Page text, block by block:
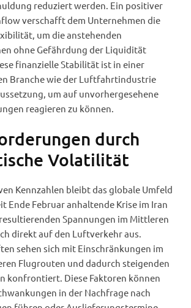
reduziert werden. Ein positiver
verschafft dem Unternehmen die
um die anstehenden
ohne Gefährdung der Liquidität
finanzielle Stabilität ist in einer
Branche wie der Luftfahrtindustrie
um auf unvorhergesehene
reagieren zu können.
durch
Volatilität
Kennzahlen bleibt das globale Umfeld
Ende Februar anhaltende Krise im Iran
Spannungen im Mittleren
direkt auf den Luftverkehr aus.
sehen sich mit Einschränkungen im
Flugrouten und dadurch steigenden
konfrontiert. Diese Faktoren können
in der Nachfrage nach